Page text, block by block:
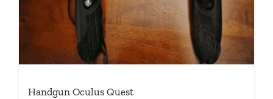
Handgun Oculus Quest